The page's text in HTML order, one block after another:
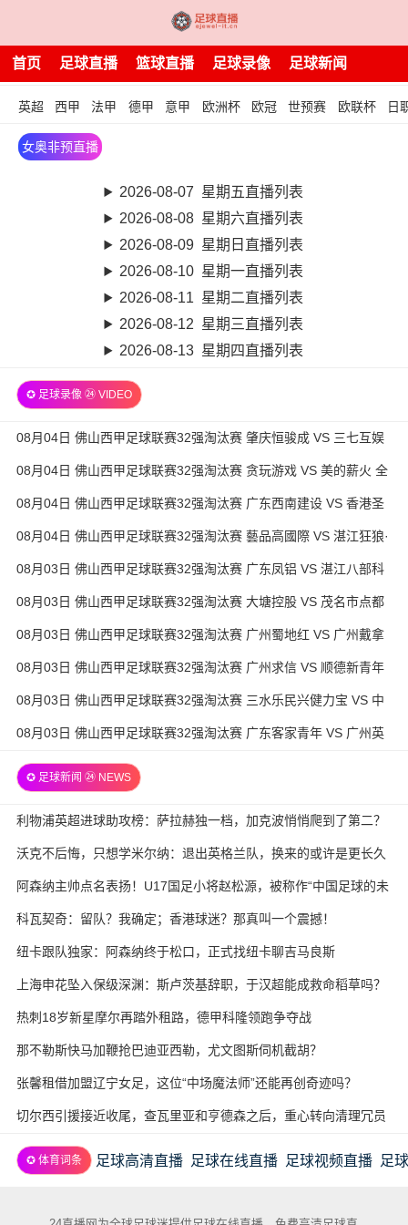
首页 足球直播 篮球直播 足球录像 足球新闻
英超 西甲 法甲 德甲 意甲 欧洲杯 欧冠 世预赛 欧联杯 日
女奥非预直播
2026-08-07 星期五直播列表
2026-08-08 星期六直播列表
2026-08-09 星期日直播列表
2026-08-10 星期一直播列表
2026-08-11 星期二直播列表
2026-08-12 星期三直播列表
2026-08-13 星期四直播列表
✪ 足球录像 ㉔ VIDEO
08月04日 佛山西甲足球联赛32强淘汰赛 肇庆恒骏成 VS 三七互娱
全场录像
08月04日 佛山西甲足球联赛32强淘汰赛 贪玩游戏 VS 美的薪火 全
场录像
08月04日 佛山西甲足球联赛32强淘汰赛 广东西南建设 VS 香港圣
徒 全场录像
08月04日 佛山西甲足球联赛32强淘汰赛 藝品高國際 VS 湛江狂狼·
粵辉能源 全场录像
08月03日 佛山西甲足球联赛32强淘汰赛 广东凤铝 VS 湛江八部科
技 全场录像
08月03日 佛山西甲足球联赛32强淘汰赛 大塘控股 VS 茂名市点都
得 全场录像
08月03日 佛山西甲足球联赛32强淘汰赛 广州蜀地红 VS 广州戴拿
模 全场录像
08月03日 佛山西甲足球联赛32强淘汰赛 广州求信 VS 顺德新青年
全场录像
08月03日 佛山西甲足球联赛32强淘汰赛 三水乐民兴健力宝 VS 中
国澳门澳科精英 全场录像
08月03日 佛山西甲足球联赛32强淘汰赛 广东客家青年 VS 广州英
✪ 足球新闻 ㉔ NEWS
利物浦英超进球助攻榜：萨拉赫独一档，加克波悄悄爬到了第二？
沃克不后悔，只想学米尔纳：退出英格兰队，换来的或许是更长久
的职业生涯
阿森纳主帅点名表扬！U17国足小将赵松源，被称作“中国足球的未
来”
科瓦契奇：留队？我确定；香港球迷？那真叫一个震撼！
纽卡跟队独家：阿森纳终于松口，正式找纽卡聊吉马良斯
上海申花坠入保级深渊：斯卢茨基辞职，于汉超能成救命稻草吗？
热刺18岁新星摩尔再踏外租路，德甲科隆领跑争夺战
那不勒斯快马加鞭抢巴迪亚西勒，尤文图斯伺机截胡？
张馨租借加盟辽宁女足，这位“中场魔法师”还能再创奇迹吗？
切尔西引援接近收尾，查瓦里亚和亨德森之后，重心转向清理冗员
✪ 体育词条 足球高清直播 足球在线直播 足球视频直播 足